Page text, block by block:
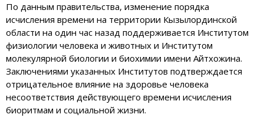
По данным правительства, изменение порядка
исчисления времени на территории Кызылординской
области на один час назад поддерживается Институтом
физиологии человека и животных и Институтом
молекулярной биологии и биохимии имени Айтхожина.
Заключениями указанных Институтов подтверждается
отрицательное влияние на здоровье человека
несоответствия действующего времени исчисления
биоритмам и социальной жизни.